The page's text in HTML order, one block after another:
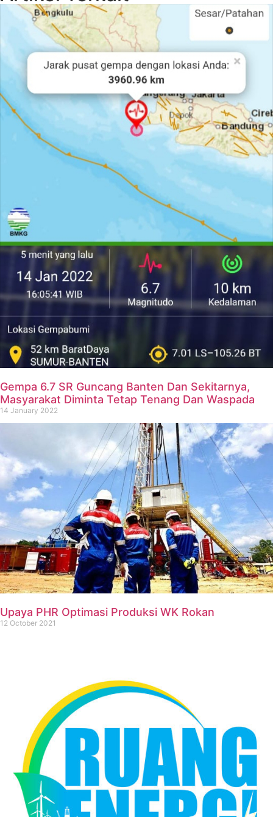
Gempa 6.7 SR Guncang Banten Dan Sekitarnya,
Masyarakat Diminta Tetap Tenang Dan Waspada
14 January 2022
Upaya PHR Optimasi Produksi WK Rokan
12 October 2021